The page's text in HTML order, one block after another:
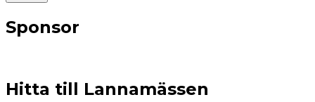
Sponsor
Hitta till Lannamässen